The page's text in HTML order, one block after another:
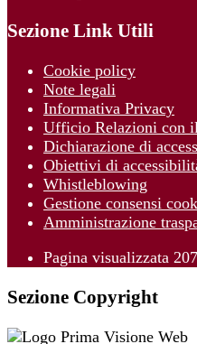
Sezione Link Utili
Cookie policy
Note legali
Informativa Privacy
Ufficio Relazioni con
Dichiarazione di
Obiettivi di
Whistleblowing
Gestione consensi
Amministrazione
Pagina visualizzata
Sezione Copyright